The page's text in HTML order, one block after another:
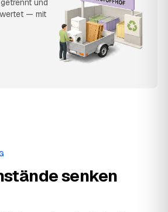
und
— mit
senken